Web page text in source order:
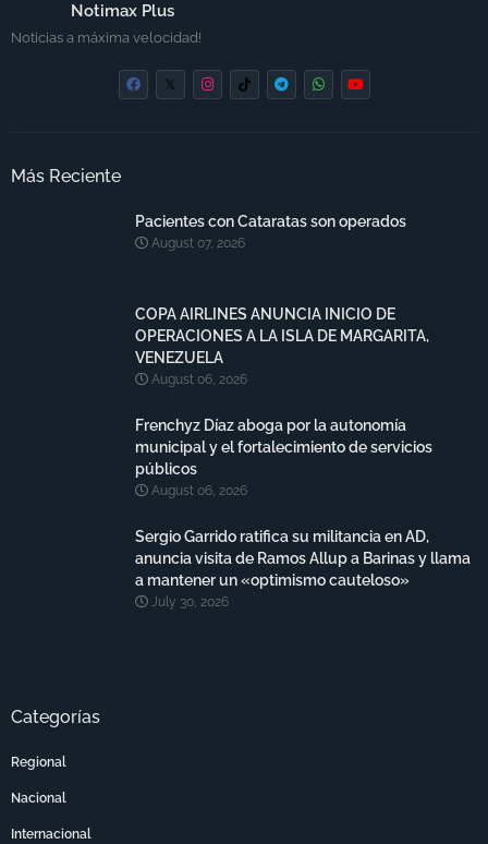
Notimax Plus
Noticias a máxima velocidad!
Más Reciente
Pacientes con Cataratas son operados
August 07, 2026
COPA AIRLINES ANUNCIA INICIO DE
OPERACIONES A LA ISLA DE MARGARITA,
VENEZUELA
August 06, 2026
Frenchyz Díaz aboga por la autonomía
municipal y el fortalecimiento de servicios
públicos
August 06, 2026
Sergio Garrido ratifica su militancia en AD,
anuncia visita de Ramos Allup a Barinas y llama
a mantener un «optimismo cauteloso»
July 30, 2026
Categorías
Regional
Nacional
Internacional